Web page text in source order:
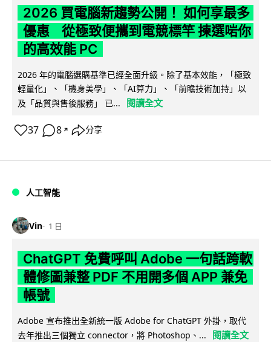
2026 買電腦新趨勢公開！ 如何享最多
優惠 從極致便攜到電競標竿 揀選啱你
的高效能 PC
2026 年的電腦選購基準已經全面升級。除了基本效能，「極致
輕量化」、「機身美學」、「AI算力」、「前瞻技術加持」以
及「品質與售後服務」 已...
閱讀全文
37 8 ↗ 分享
人工智能
Vin 1 日
ChatGPT 免費呼叫 Adobe 一句話跨軟
體修圖兼整 PDF 不用開多個 APP 兼免
帳號
Adobe 宣布推出全新統一版 Adobe for ChatGPT 外掛，取代
去年推出三個獨立 connector，將 Photoshop、...
閱讀全文